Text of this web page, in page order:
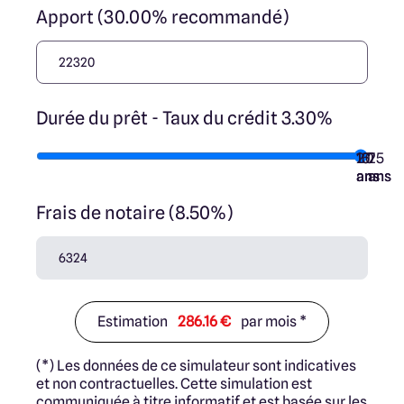
Apport (30.00% recommandé)
Durée du prêt - Taux du crédit 3.30%
7
ans
10
ans
15
ans
20
ans
25
ans
Frais de notaire (8.50%)
Estimation 286.16 € par mois *
(*) Les données de ce simulateur sont indicatives
et non contractuelles. Cette simulation est